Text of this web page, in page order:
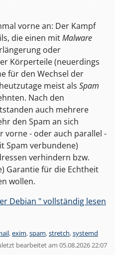
vorne an: Der Kampf
die einen mitMalware
oder
Körperteile (neuerdings
für den Wechsel der
meist als Spam
Nach den
auch mehrere
den Spam an sich
vorne - oder auch parallel -
Spam verbundene)
verhindern bzw.
Garantie für die Echtheit
wollen.
Debian " vollständig lesen
,exim,spam,stretch,systemd
bearbeitet am 05.08.2026 22:07